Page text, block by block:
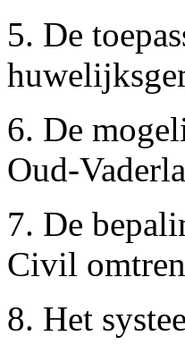
5. De
6. De
Oud-
7. De
Civil
8. Het